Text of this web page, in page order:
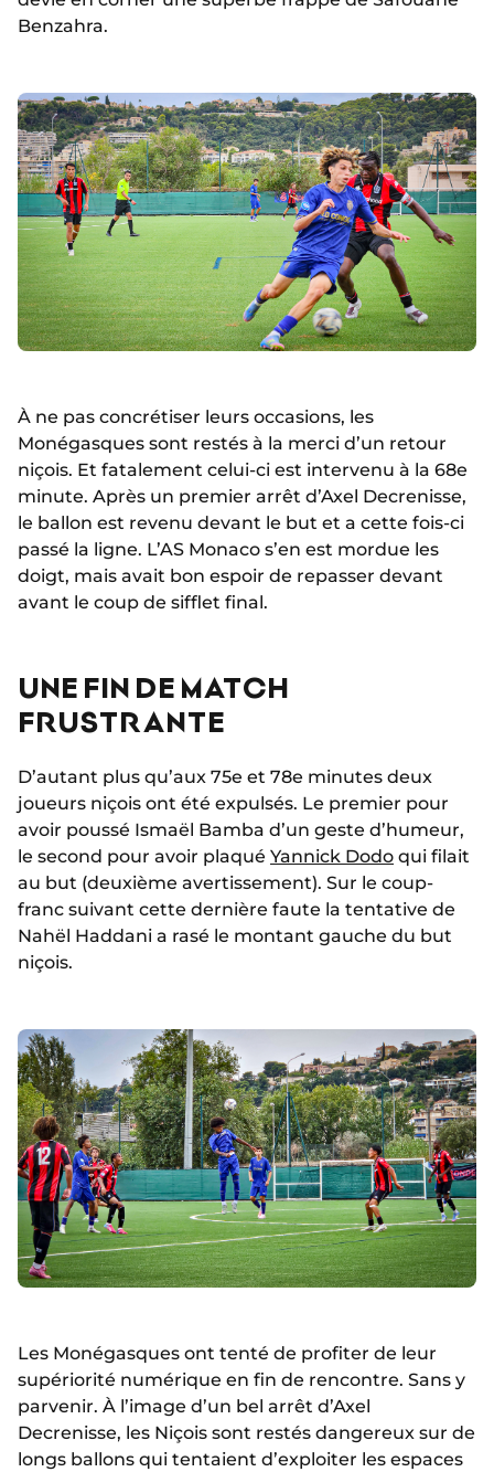
Benzahra.
À ne pas concrétiser leurs occasions, les
Monégasques sont restés à la merci d’un retour
niçois. Et fatalement celui-ci est intervenu à la 68e
minute. Après un premier arrêt d’Axel Decrenisse,
le ballon est revenu devant le but et a cette fois-ci
passé la ligne. L’AS Monaco s’en est mordue les
doigt, mais avait bon espoir de repasser devant
avant le coup de sifflet final.
UNE FIN DE MATCH
FRUSTRANTE
D’autant plus qu’aux 75e et 78e minutes deux
joueurs niçois ont été expulsés. Le premier pour
avoir poussé Ismaël Bamba d’un geste d’humeur,
le second pour avoir plaqué Yannick Dodo qui filait
au but (deuxième avertissement). Sur le coup-
franc suivant cette dernière faute la tentative de
Nahël Haddani a rasé le montant gauche du but
niçois.
Les Monégasques ont tenté de profiter de leur
supériorité numérique en fin de rencontre. Sans y
parvenir. À l’image d’un bel arrêt d’Axel
Decrenisse, les Niçois sont restés dangereux sur de
longs ballons qui tentaient d’exploiter les espaces